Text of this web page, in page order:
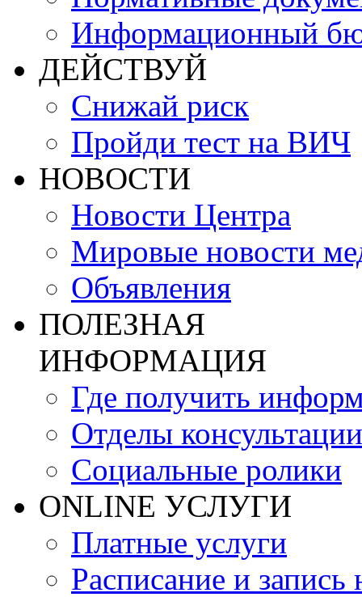
Информационный
ДЕЙСТВУЙ
Снижай риск
Пройди тест на ВИЧ
НОВОСТИ
Новости Центра
Мировые новости
Объявления
ПОЛЕЗНАЯ
ИНФОРМАЦИЯ
Где получить
Отделы консультации
Социальные ролики
ONLINE УСЛУГИ
Платные услуги
Расписание и запись